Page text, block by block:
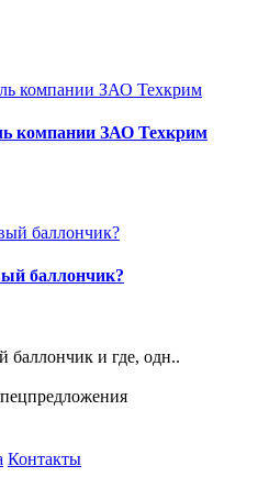
компании ЗАО Техкрим
баллончик?
баллончик и где, одн..
Контакты